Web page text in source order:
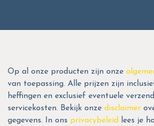
Op al onze producten zijn onze
van toepassing. Alle prijzen zijn
heffingen en exclusief eventuele
servicekosten. Bekijk onze disclaimer
gegevens. In ons privacybeleid
lees je